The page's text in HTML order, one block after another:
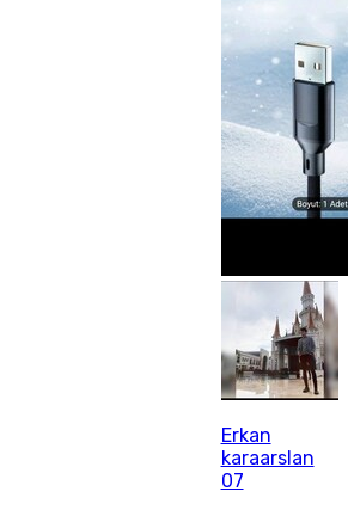
Erkan
karaarslan
07